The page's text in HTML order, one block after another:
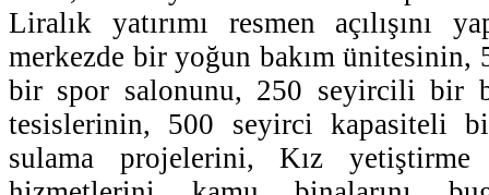
Liralık yatırımı resmen açılışını
merkezde bir yoğun bakım ünitesinin,
bir spor salonunu, 250 seyircili bir
tesislerinin, 500 seyirci kapasiteli
sulama projelerini, Kız